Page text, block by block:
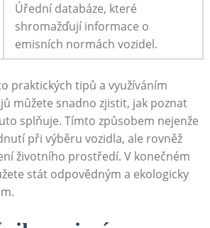
Úřední databáze, které
shromažďují informace o
emisních normách​ vozidel.
praktických tipů a využíváním
můžete⁣ snadno zjistit, jak poznat​
splňuje. ⁢Tímto⁣ způsobem nejenže
při výběru vozidla, ale rovněž
životního prostředí.⁢ V konečném
stát odpovědným a ekologicky